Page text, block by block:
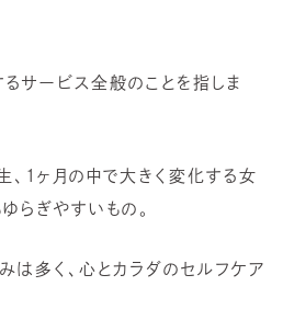
サービス全般のことを指しま
、1ヶ月の中で大きく変化する女
らぎやすいもの。
は多く、心とカラダのセルフケア